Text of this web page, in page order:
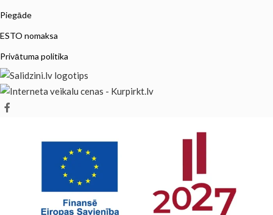
Piegāde
ESTO nomaksa
Privātuma politika